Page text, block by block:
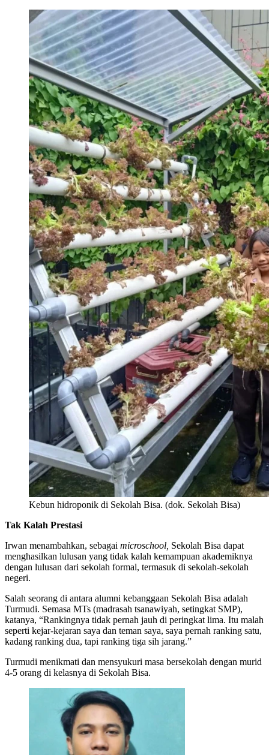
Kebun hidroponik di Sekolah Bisa. (dok. Sekolah Bisa)
Tak Kalah Prestasi
Irwan menambahkan, sebagai microschool, Sekolah Bisa dapat
menghasilkan lulusan yang tidak kalah kemampuan akademiknya
dengan lulusan dari sekolah formal, termasuk di sekolah-sekolah
negeri.
Salah seorang di antara alumni kebanggaan Sekolah Bisa adalah
Turmudi. Semasa MTs (madrasah tsanawiyah, setingkat SMP),
katanya, “Rankingnya tidak pernah jauh di peringkat lima. Itu malah
seperti kejar-kejaran saya dan teman saya, saya pernah ranking satu,
kadang ranking dua, tapi ranking tiga sih jarang.”
Turmudi menikmati dan mensyukuri masa bersekolah dengan murid
4-5 orang di kelasnya di Sekolah Bisa.